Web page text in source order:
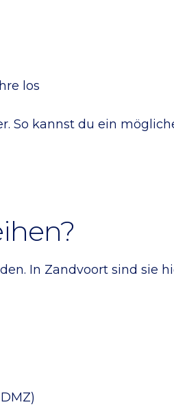
los
So kannst du ein
In Zandvoort sind sie